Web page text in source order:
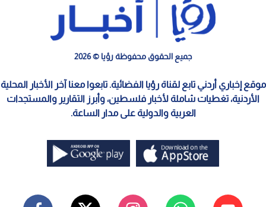
جميع الحقوق محفوظة رؤيا © 2026
موقع إخباري أردني تابع لقناة رؤيا الفضائية. تابعوا معنا آخر الأخبار المحلية
الأردنية، تغطيات شاملة لأخبار فلسطين، وأبرز التقارير والمستجدات
العربية والدولية على مدار الساعة.